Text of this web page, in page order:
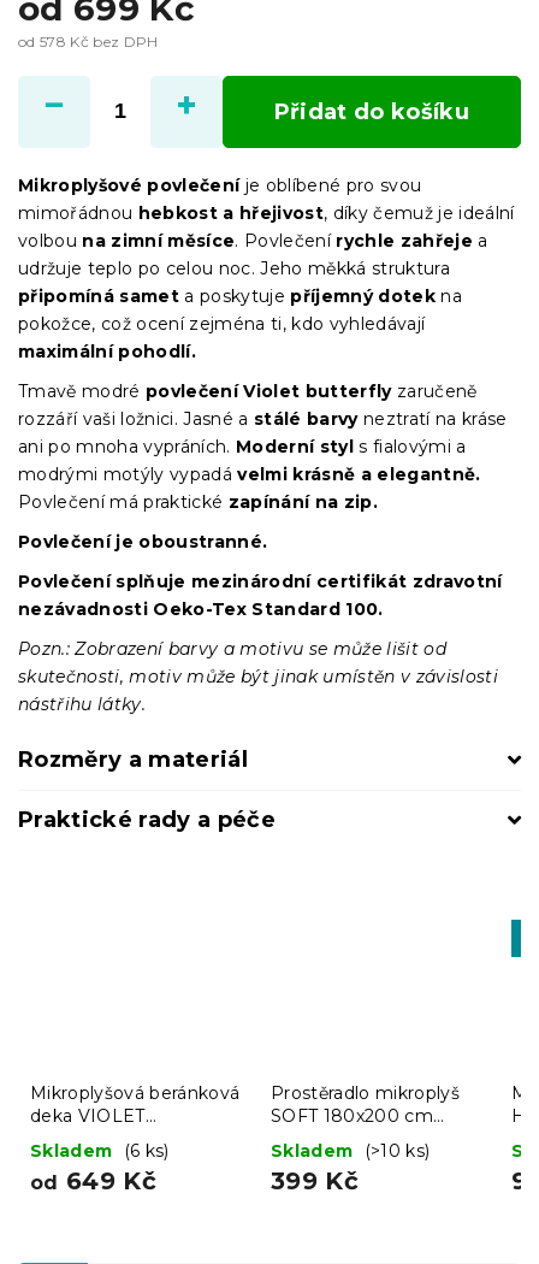
od 699 Kč
od 578 Kč bez DPH
cena:
Přidat do košíku
Mikroplyšové povlečeníje oblíbené pro svou
mimořádnou hebkost a hřejivost, díky čemuž je ideální
volbou na zimní měsíce. Povlečení rychle zahřeje a
udržuje teplo po celou noc. Jeho měkká struktura
připomíná samet a poskytuje příjemný dotek na
pokožce, což ocení zejména ti, kdo vyhledávají
maximální pohodlí.
Tmavě modré povlečení Violet butterflyzaručeně
rozzáří vaši ložnici. Jasné a stálé barvyneztratí na kráse
ani po mnoha vypráních. Moderní styl s fialovými a
modrými motýly vypadá velmi krásně a elegantně.
Povlečení má praktické zapínání na zip.
Povlečení je oboustranné.
Povlečení splňuje mezinárodní certifikát zdravotní
nezávadnosti Oeko-Tex Standard 100.
Pozn.: Zobrazení barvy a motivu se může lišit od
skutečnosti, motiv může být jinak umístěn v závislosti
nástřihu látky.
Rozměry a materiál
Praktické rady a péče
Mikroplyšová beránková
deka VIOLET
BUTTERFLY tmavě
modrá
Skladem (6 ks)
od 649 Kč
Prostěradlo mikroplyš
SOFT 180x200 cm
modré
Skladem (>10 ks)
399 Kč